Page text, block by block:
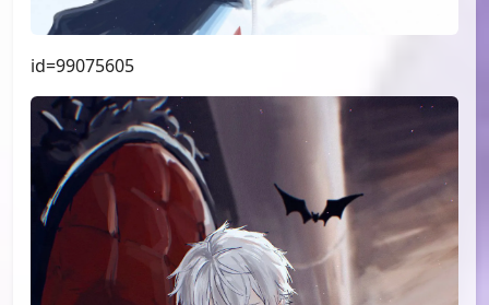
id=99075605